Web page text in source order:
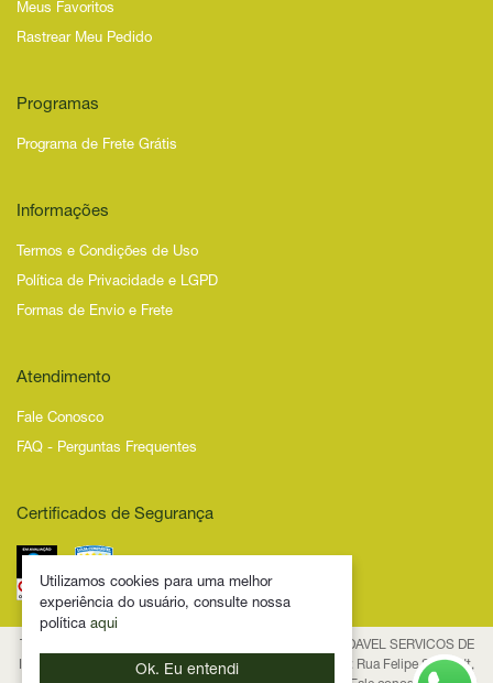
Meus Favoritos
Rastrear Meu Pedido
Programas
Programa de Frete Grátis
Informações
Termos e Condições de Uso
Política de Privacidade e LGPD
Formas de Envio e Frete
Atendimento
Fale Conosco
FAQ - Perguntas Frequentes
Certificados de Segurança
Todos os Direitos Reservados – 2025 – NOVIDADE SAUDAVEL SERVICOS DE
INTERNET LTDA - CNPJ 53.474.116/0001-29 Endereço: Rua Felipe Schmidt,
Utilizamos cookies para uma melhor
experiência do usuário, consulte nossa
política aqui
Ok. Eu entendi